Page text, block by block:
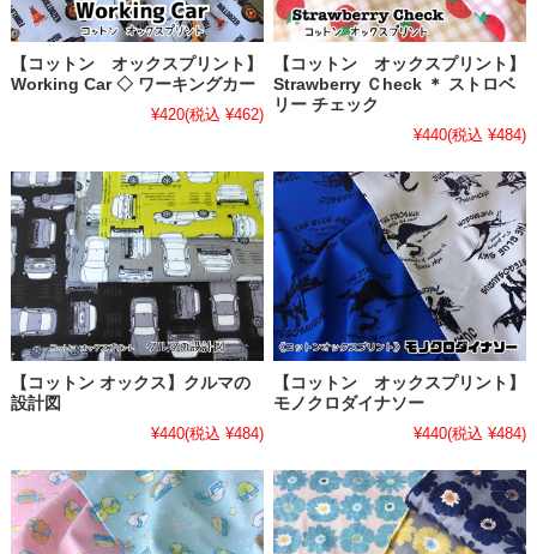
【コットン オックスプリント】
Working Car ◇ ワーキングカー
¥420(税込 ¥462)
【コットン オックスプリント】
Strawberry Ｃheck ＊ ストロベ
リー チェック
¥440(税込 ¥484)
【コットン オックス】クルマの
設計図
¥440(税込 ¥484)
【コットン オックスプリント】
モノクロダイナソー
¥440(税込 ¥484)